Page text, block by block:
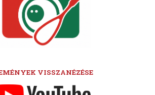
VISSZANÉZÉSE